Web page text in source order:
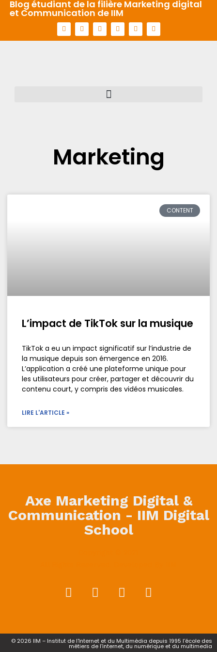
Blog étudiant de la filière Marketing digital
et Communication de IIM
Marketing
CONTENT
L’impact de TikTok sur la musique
TikTok a eu un impact significatif sur l’industrie de
la musique depuis son émergence en 2016.
L’application a créé une plateforme unique pour
les utilisateurs pour créer, partager et découvrir du
contenu court, y compris des vidéos musicales.
LIRE L'ARTICLE »
Axe Marketing Digital &
Communication - IIM Digital
School
© 2026 IIM – Institut de l'Internet et du Multimédia depuis 1995 l'école des
métiers de l'internet, du numérique et du multimedia